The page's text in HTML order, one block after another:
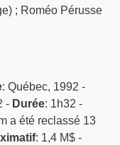
; Roméo Pérusse
: Québec, 1992 -
- Durée: 1h32 -
a été reclassé 13
: 1,4 M$ -